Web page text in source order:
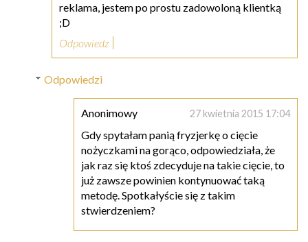
reklama, jestem po prostu zadowoloną klientką
;D
Odpowiedz
Odpowiedzi
Anonimowy 27 kwietnia 2015 17:04
Gdy spytałam panią fryzjerkę o cięcie
nożyczkami na gorąco, odpowiedziała, że
jak raz się ktoś zdecyduje na takie cięcie, to
już zawsze powinien kontynuować taką
metodę. Spotkałyście się z takim
stwierdzeniem?